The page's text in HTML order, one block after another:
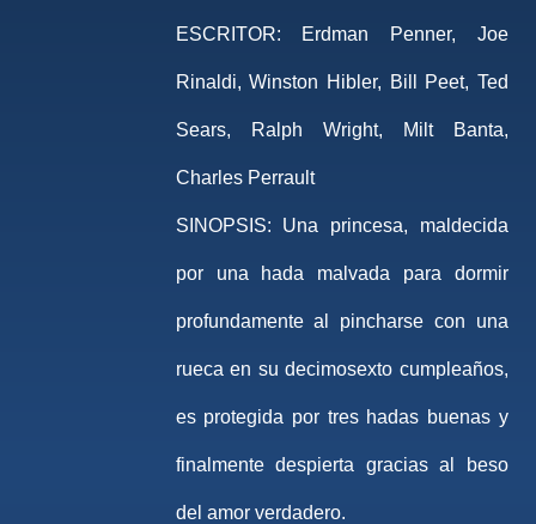
ESCRITOR: Erdman Penner, Joe
Rinaldi, Winston Hibler, Bill Peet, Ted
Sears, Ralph Wright, Milt Banta,
Charles Perrault
SINOPSIS: Una princesa, maldecida
por una hada malvada para dormir
profundamente al pincharse con una
rueca en su decimosexto cumpleaños,
es protegida por tres hadas buenas y
finalmente despierta gracias al beso
del amor verdadero.